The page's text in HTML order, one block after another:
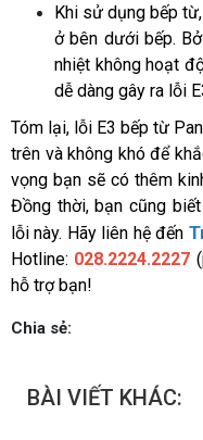
Khi sử dụng bếp
ở bên dưới bếp.
nhiệt không hoạt
dễ dàng gây ra lỗi
Tóm lại, lỗi E3 bếp từ
trên và không khó để
vọng bạn sẽ có thêm
Đồng thời, bạn cũng
lỗi này. Hãy liên hệ đến
Hotline: 028.2224.2227
hỗ trợ bạn!
Chia sẻ:
BÀI VIẾT KHÁC: